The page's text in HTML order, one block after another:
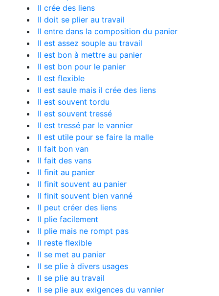
Il crée des liens
Il doit se plier au travail
Il entre dans la composition du panier
Il est assez souple au travail
Il est bon à mettre au panier
Il est bon pour le panier
Il est flexible
Il est saule mais il crée des liens
Il est souvent tordu
Il est souvent tressé
Il est tressé par le vannier
Il est utile pour se faire la malle
Il fait bon van
Il fait des vans
Il finit au panier
Il finit souvent au panier
Il finit souvent bien vanné
Il peut créer des liens
Il plie facilement
Il plie mais ne rompt pas
Il reste flexible
Il se met au panier
Il se plie à divers usages
Il se plie au travail
Il se plie aux exigences du vannier